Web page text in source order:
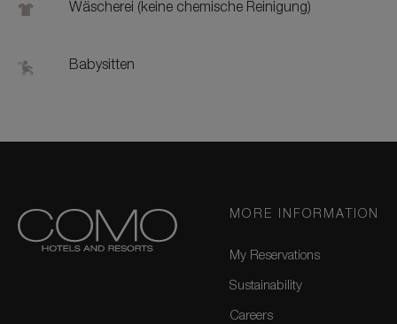
Wäscherei (keine chemische Reinigung)
Babysitten
MORE INFORMATION
My Reservations
Sustainability
Careers